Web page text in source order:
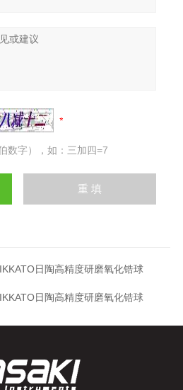
数字），如：三加四=7
日陶高精度研磨氧化锆球
日陶高精度研磨氧化锆球